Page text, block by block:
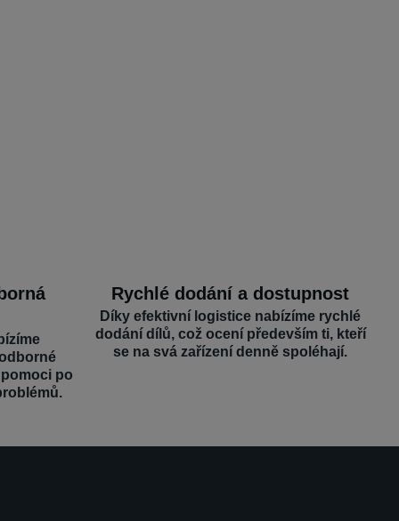
po
Rychlé dodání a dostupnost
Díky efektivní logistice nabízíme rychlé
dodání dílů, což ocení především ti, kteří
se na svá zařízení denně spoléhají.